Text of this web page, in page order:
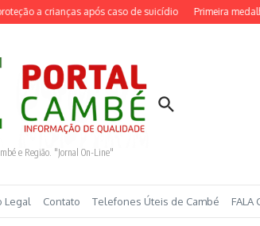
crianças após caso de suicídio Primeira medalha
e Região. "Jornal On-Line"
Legal Contato Telefones Úteis de Cambé FALA